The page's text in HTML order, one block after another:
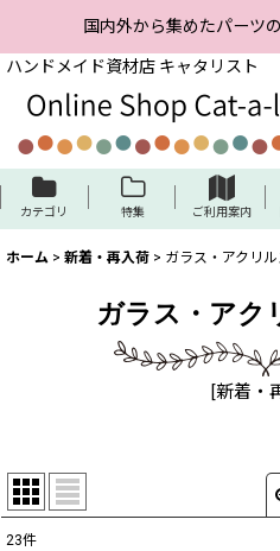
国内外から集めたパーツ
ハンドメイド資材店 キャタリスト
カテゴリ 特集 ご利用案内
ホーム > 新着・再入荷 > ガラス・アクリ
ガラス・アク
[新着・
23件